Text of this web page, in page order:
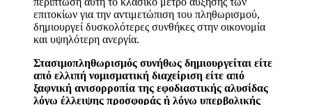
επιτοκίων για την αντιμετώπιση του πληθωρισμού,
δημιουργεί δυσκολότερες συνθήκες στην οικονομία
και υψηλότερη ανεργία.
Στασιμοπληθωρισμός συνήθως δημιουργείται είτε
από ελλιπή νομισματική διαχείριση είτε από
ξαφνική ανισορροπία της εφοδιαστικής αλυσίδας
λόγω έλλειψης προσφοράς ή λόγω υπερβολικής